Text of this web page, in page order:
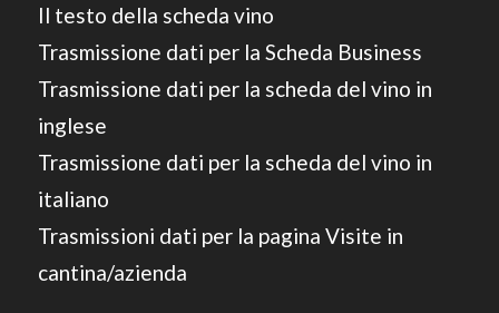
Il testo della scheda vino
Trasmissione dati per la Scheda Business
Trasmissione dati per la scheda del vino in
inglese
Trasmissione dati per la scheda del vino in
italiano
Trasmissioni dati per la pagina Visite in
cantina/azienda